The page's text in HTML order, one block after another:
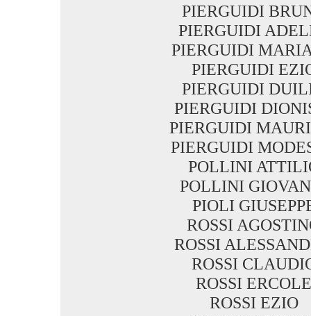
PIERGUIDI
PIERGUIDI
PIERGUIDI
PIERGUIDI
PIERGUIDI
PIERGUIDI
PIERGUIDI
PIERGUIDI
POLLINI
POLLINI
PIOLI
ROSSI
ROSSI
ROSSI
ROSSI ERCOLE
ROSSI EZIO